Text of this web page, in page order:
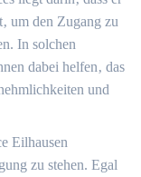
um den Zugang zu
In solchen
dabei helfen‚ das
und
Eilhausen
zu stehen.​ Egal